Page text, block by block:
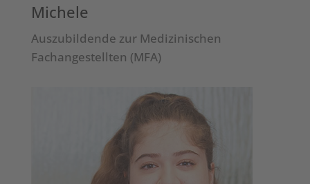
Michele
Auszubildende zur Medizinischen
Fachangestellten (MFA)